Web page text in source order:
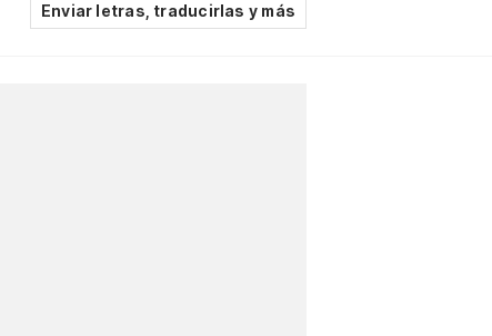
Enviar letras, traducirlas y más